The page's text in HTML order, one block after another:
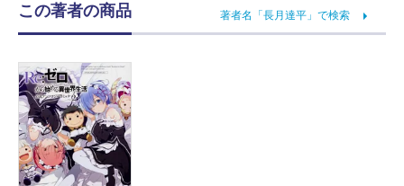
この著者の商品 著者名「長月達平」で検索